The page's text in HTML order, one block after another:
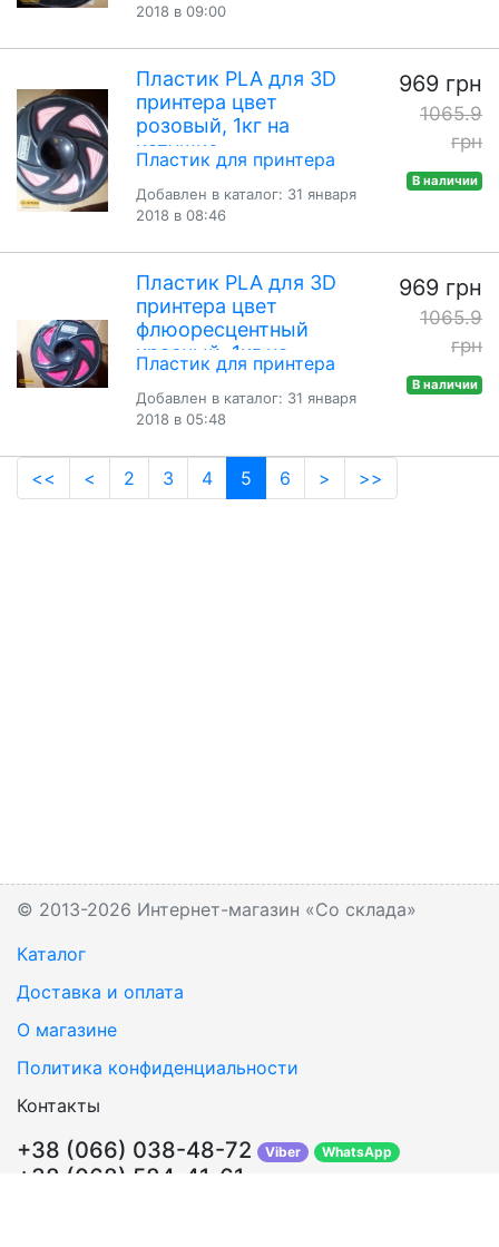
2018 в 09:00
Пластик PLA для 3D
принтера цвет
розовый, 1кг на
катушке
Пластик для принтера
Добавлен в каталог: 31 января
2018 в 08:46
969 грн
1065.9
грн
В наличии
Пластик PLA для 3D
принтера цвет
флюоресцентный
красный, 1кг на
катушке
Пластик для принтера
Добавлен в каталог: 31 января
2018 в 05:48
969 грн
1065.9
грн
В наличии
<< < 2 3 4 5 (current)
6 > >>
© 2013-2026 Интернет-магазин «Со склада»
Каталог
Доставка и оплата
О магазине
Политика конфиденциальности
Контакты
+38 (066) 038-48-72 Viber WhatsApp
+38 (068) 584-41-61